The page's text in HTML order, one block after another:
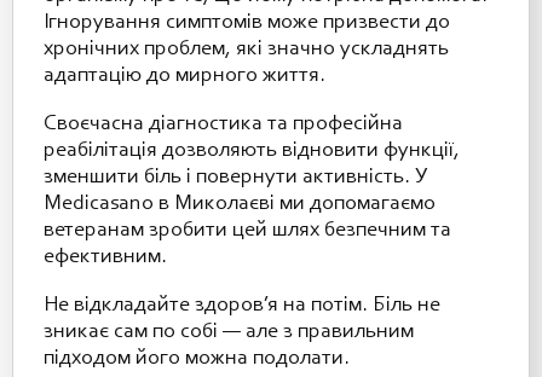
Ігнорування симптомів може призвести до
хронічних проблем, які значно ускладнять
адаптацію до мирного життя.
Своєчасна діагностика та професійна
реабілітація дозволяють відновити функції,
зменшити біль і повернути активність. У
Medicasano в Миколаєві ми допомагаємо
ветеранам зробити цей шлях безпечним та
ефективним.
Не відкладайте здоров’я на потім. Біль не
зникає сам по собі — але з правильним
підходом його можна подолати.